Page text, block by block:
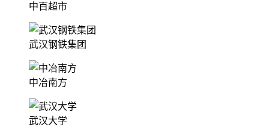
中百超市
武汉钢铁集团
中冶南方
武汉大学